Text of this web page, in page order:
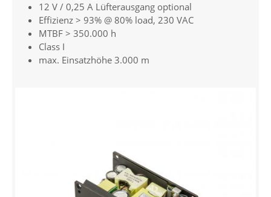
12 V / 0,25 A Lüfterausgang optional
Effizienz > 93% @ 80% load, 230 VAC
MTBF > 350.000 h
Class I
max. Einsatzhöhe 3.000 m